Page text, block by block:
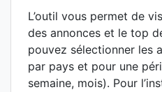
L’outil vous permet de
des annonces et le top
pouvez sélectionner les
par pays et pour une
semaine, mois). Pour